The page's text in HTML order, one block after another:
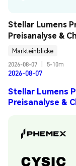
Stellar Lumens
Preisanalyse &
Markteinblicke
2026-08-07
5-10m
2026-08-07
Stellar Lumens
Preisanalyse &